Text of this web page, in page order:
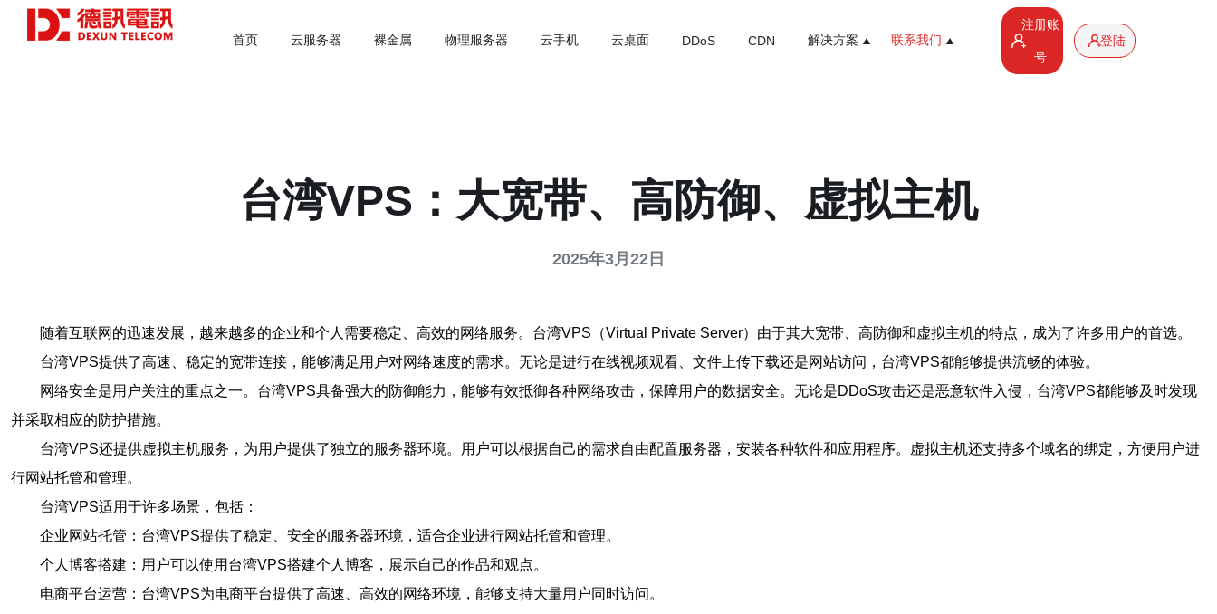
首页 云服务器 裸金属 物理服务器 云手机 云桌面 DDoS CDN 解决方案 联系我们
注册账
号
登陆
台湾VPS：大宽带、高防御、虚拟主机
2025年3月22日
随着互联网的迅速发展，越来越多的企业和个人需要稳定、高效的网络服务。台湾VPS（Virtual Private Server）由于其大宽带、高防御和虚拟主机的特点，成为了许多用户的首选。
台湾VPS提供了高速、稳定的宽带连接，能够满足用户对网络速度的需求。无论是进行在线视频观看、文件上传下载还是网站访问，台湾VPS都能够提供流畅的体验。
网络安全是用户关注的重点之一。台湾VPS具备强大的防御能力，能够有效抵御各种网络攻击，保障用户的数据安全。无论是DDoS攻击还是恶意软件入侵，台湾VPS都能够及时发现
并采取相应的防护措施。
台湾VPS还提供虚拟主机服务，为用户提供了独立的服务器环境。用户可以根据自己的需求自由配置服务器，安装各种软件和应用程序。虚拟主机还支持多个域名的绑定，方便用户进
行网站托管和管理。
台湾VPS适用于许多场景，包括：
企业网站托管：台湾VPS提供了稳定、安全的服务器环境，适合企业进行网站托管和管理。
个人博客搭建：用户可以使用台湾VPS搭建个人博客，展示自己的作品和观点。
电商平台运营：台湾VPS为电商平台提供了高速、高效的网络环境，能够支持大量用户同时访问。